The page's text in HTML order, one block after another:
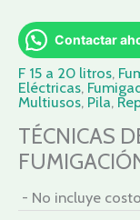
Contactar
F 15 a 20 litros,
Eléctricas,
Multiusos, Pila,
TÉCNICAS
- No incluye